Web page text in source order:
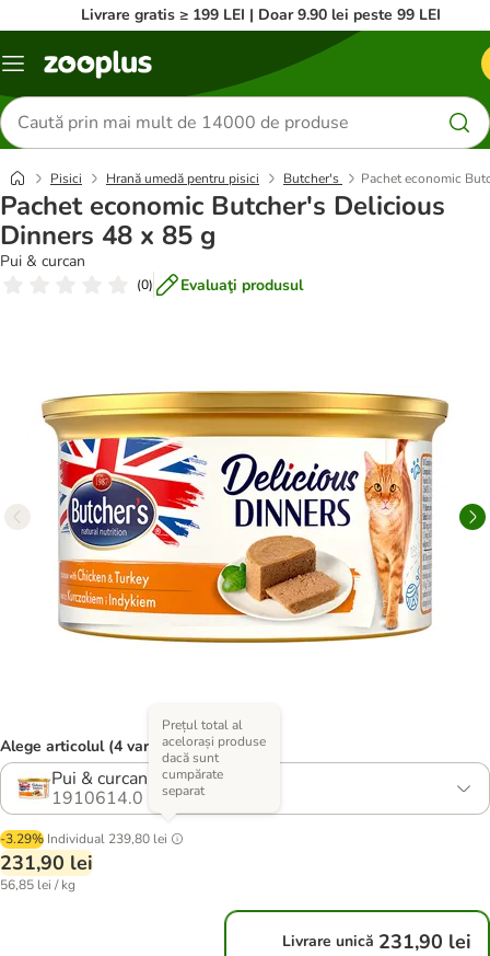
Livrare gratis ≥ 199 LEI | Doar 9.90 lei peste 99 LEI
Categorii
Căutare
produse
Pisici Hrană umedă pentru pisici Butcher's Pachet economic
Pachet economic Butcher's Delicious
Dinners 48 x 85 g
Pui & curcan
(0) Evaluaţi produsul
Alege articolul (4 variante)
Pui & curcan
1910614.0
-3.29% Individual 239,80 lei
Prețul total al
acelorași produse
dacă sunt
cumpărate
separat
231,90 lei
56,85 lei / kg
Livrare unică 231,90 lei